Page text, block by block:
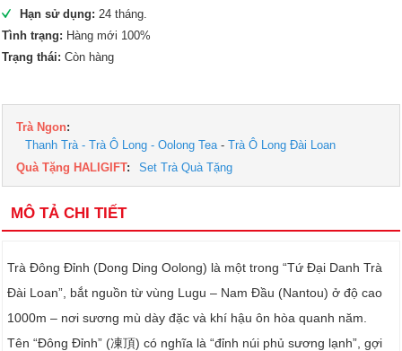
Hạn sử dụng: 24 tháng.
Tình trạng: Hàng mới 100%
Trạng thái:Còn hàng
Trà Ngon:
Thanh Trà - Trà Ô Long - Oolong Tea -Trà Ô Long Đài Loan
Quà Tặng HALIGIFT: Set Trà Quà Tặng
MÔ TẢ CHI TIẾT
Trà Đông Đỉnh (Dong Ding Oolong) là một trong “Tứ Đại Danh Trà
Đài Loan”, bắt nguồn từ vùng Lugu – Nam Đầu (Nantou) ở độ cao
1000m – nơi sương mù dày đặc và khí hậu ôn hòa quanh năm.
Tên “Đông Đỉnh” (凍頂) có nghĩa là “đỉnh núi phủ sương lạnh”, gợi